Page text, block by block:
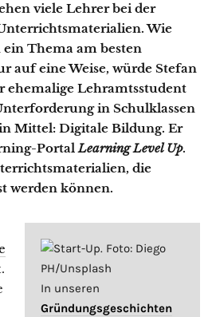
viele Lehrer bei der
Wie
Thema am besten
auf eine Weise, würde Stefan
ehemalige Lehramtsstudent
in Schulklassen
Mittel: Digitale Bildung. Er
PortalLearning Level Up.
die
werden können.
In unseren
Gründungsgeschichten